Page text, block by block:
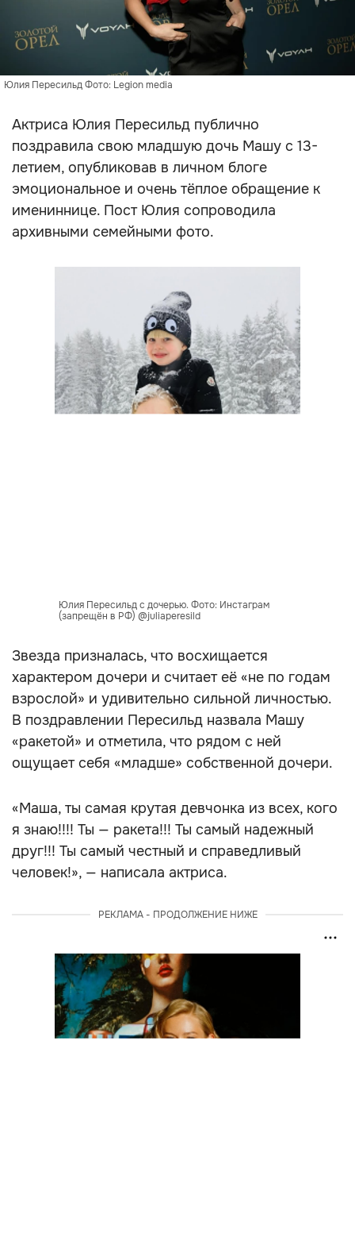
Юлия Пересильд Фото: Legion media
Актриса Юлия Пересильд публично
поздравила свою младшую дочь Машу с 13-
летием, опубликовав в личном блоге
эмоциональное и очень тёплое обращение к
имениннице. Пост Юлия сопроводила
архивными семейными фото.
Юлия Пересильд с дочерью. Фото: Инстаграм
(запрещён в РФ) @juliaperesild
Звезда призналась, что восхищается
характером дочери и считает её «не по годам
взрослой» и удивительно сильной личностью.
В поздравлении Пересильд назвала Машу
«ракетой» и отметила, что рядом с ней
ощущает себя «младше» собственной дочери.
«Маша, ты самая крутая девчонка из всех, кого
я знаю!!!! Ты — ракета!!! Ты самый надежный
друг!!! Ты самый честный и справедливый
человек!», — написала актриса.
РЕКЛАМА - ПРОДОЛЖЕНИЕ НИЖЕ